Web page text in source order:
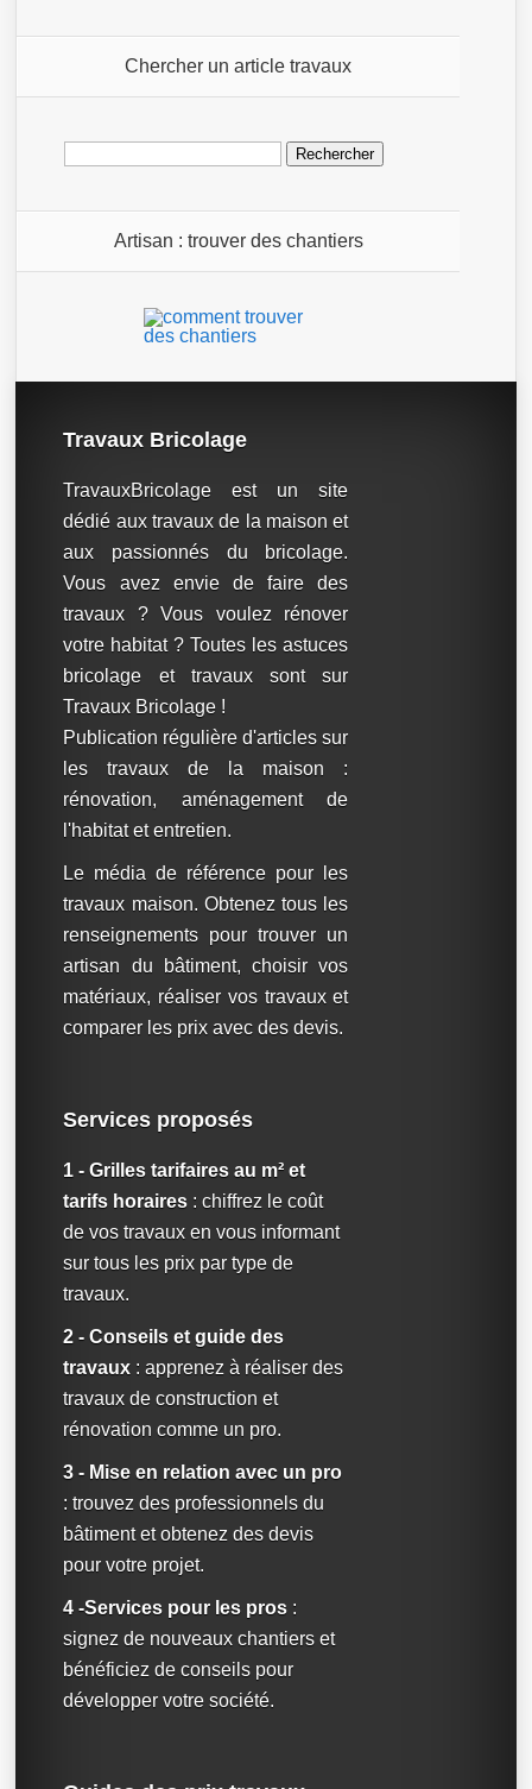
Chercher un article travaux
Rechercher :
Artisan : trouver des chantiers
Travaux Bricolage
TravauxBricolage est un site
dédié aux travaux de la maison et
aux passionnés du bricolage.
Vous avez envie de faire des
travaux ? Vous voulez rénover
votre habitat ? Toutes les astuces
bricolage et travaux sont sur
Travaux Bricolage !
Publication régulière d'articles sur
les travaux de la maison :
rénovation, aménagement de
l'habitat et entretien.
Le média de référence pour les
travaux maison. Obtenez tous les
renseignements pour trouver un
artisan du bâtiment, choisir vos
matériaux, réaliser vos travaux et
comparer les prix avec des devis.
Services proposés
1 - Grilles tarifaires au m² et
tarifs horaires : chiffrez le coût
de vos travaux en vous informant
sur tous les prix par type de
travaux.
2 - Conseils et guide des
travaux : apprenez à réaliser des
travaux de construction et
rénovation comme un pro.
3 - Mise en relation avec un pro
: trouvez des professionnels du
bâtiment et obtenez des devis
pour votre projet.
4 -Services pour les pros :
signez de nouveaux chantiers et
bénéficiez de conseils pour
développer votre société.